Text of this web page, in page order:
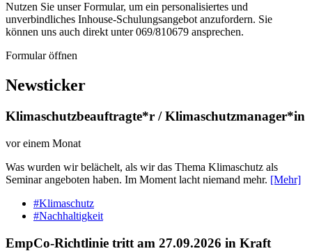
Nutzen Sie unser Formular, um ein personalisiertes und
unverbindliches Inhouse-Schulungs­angebot anzufordern. Sie
können uns auch direkt unter 069/810679 ansprechen.
Formular öffnen
Newsticker
Klimaschutzbeauftragte*r / Klimaschutzmanager*in
vor einem Monat
Was wurden wir belächelt, als wir das Thema Klimaschutz als
Seminar angeboten haben. Im Moment lacht niemand mehr. [Mehr]
#Klimaschutz
#Nachhaltigkeit
EmpCo-Richtlinie tritt am 27.09.2026 in Kraft